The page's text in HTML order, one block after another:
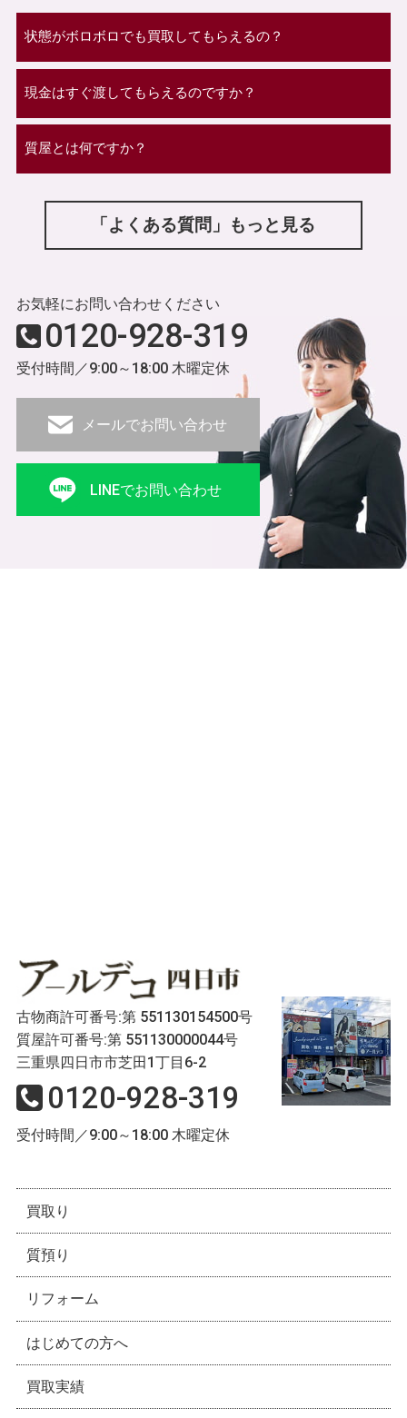
状態がボロボロでも買取してもらえるの？
現金はすぐ渡してもらえるのですか？
質屋とは何ですか？
「よくある質問」もっと見る
お気軽にお問い合わせください
0120-928-319
受付時間／9:00～18:00 木曜定休
メールでお問い合わせ
LINEでお問い合わせ
古物商許可番号:第 551130154500号
質屋許可番号:第 551130000044号
三重県四日市市芝田1丁目6-2
0120-928-319
受付時間／9:00～18:00 木曜定休
買取り
質預り
リフォーム
はじめての方へ
買取実績